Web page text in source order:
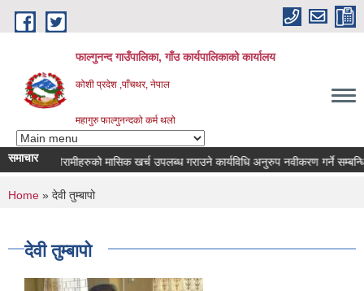
Skip to main content
फाल्गुनन्द गाउँपालिका, गाँउ कार्यपालिकाको कार्यालय
कोशी प्रदेश ,पाँचथर, नेपाल
महागुरु फाल्गुनन्दको कर्म थलो
समाचार
रोगका विरामीहरुको मासिक खर्च उपलब्ध गराउने कार्यविधि अनुरुप नवीकरण गर्ने सम्बन्धि
You are here
Home » देवी तुम्बापो
देवी तुम्बापो